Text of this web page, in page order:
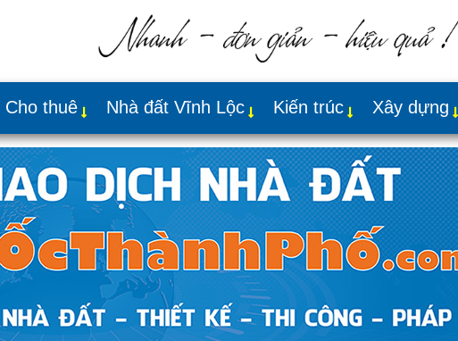
Cho thuê Nhà đất Vĩnh Lộc Kiến trúc Xây dựng